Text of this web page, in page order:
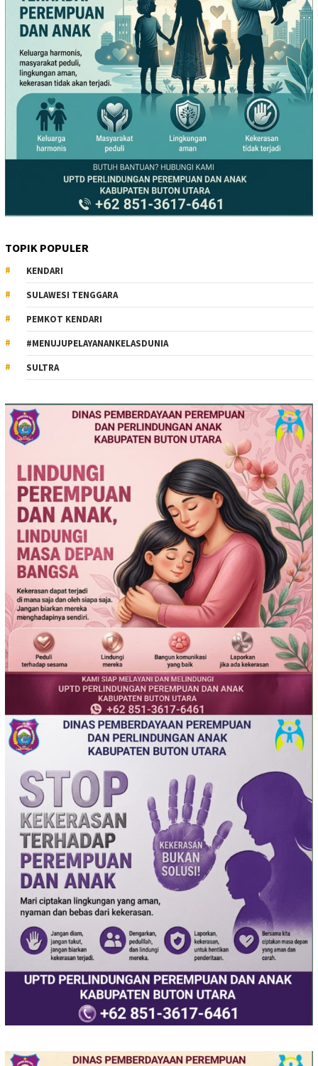
TOPIK POPULER
KENDARI
SULAWESI TENGGARA
PEMKOT KENDARI
#MENUJUPELAYANANKELASDUNIA
SULTRA